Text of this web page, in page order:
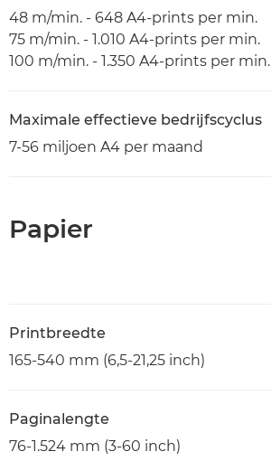
48 m/min. - 648 A4-prints per min.
75 m/min. - 1.010 A4-prints per min.
100 m/min. - 1.350 A4-prints per min.
Maximale effectieve bedrijfscyclus
7-56 miljoen A4 per maand
Papier
Printbreedte
165-540 mm (6,5-21,25 inch)
Paginalengte
76-1.524 mm (3-60 inch)